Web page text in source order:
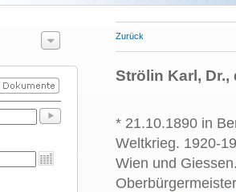
Zurück
Strölin Karl, Dr.,
* 21.10.1890 in
Weltkrieg. 1920-
Wien und